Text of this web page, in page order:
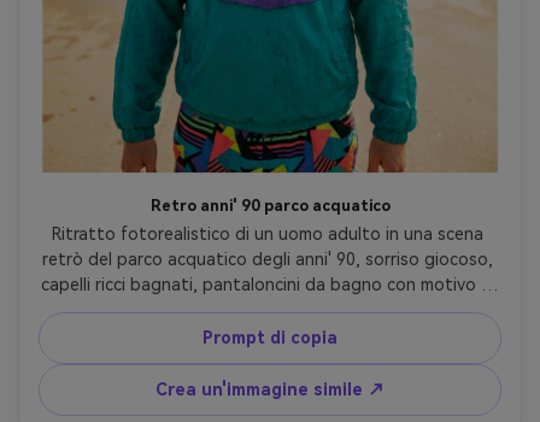
Retro anni' 90 parco acquatico
Ritratto fotorealistico di un uomo adulto in una scena
retrò del parco acquatico degli anni' 90, sorriso giocoso,
capelli ricci bagnati, pantaloncini da bagno con motivo al
neon e una giacca a vento vintage con mezza cerniera,
torri di scivolo colorate sullo sfondo, sole estivo brillante
con leggero flare dell'obiettivo, Fujifilm GFX 100S, 80mm,
profondità di campo bassa, cornice torace, umore
nostalgico ottimista, struttura realistica della pelle e
Prompt di copia
Crea un'immagine simile ↗